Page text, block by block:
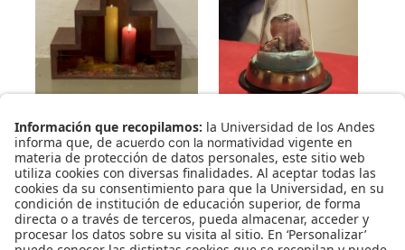
mayo 11, 2013
en2013